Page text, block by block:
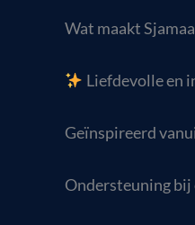
Wat maakt
Liefdevolle en
Geïnspireerd
Ondersteuning bij